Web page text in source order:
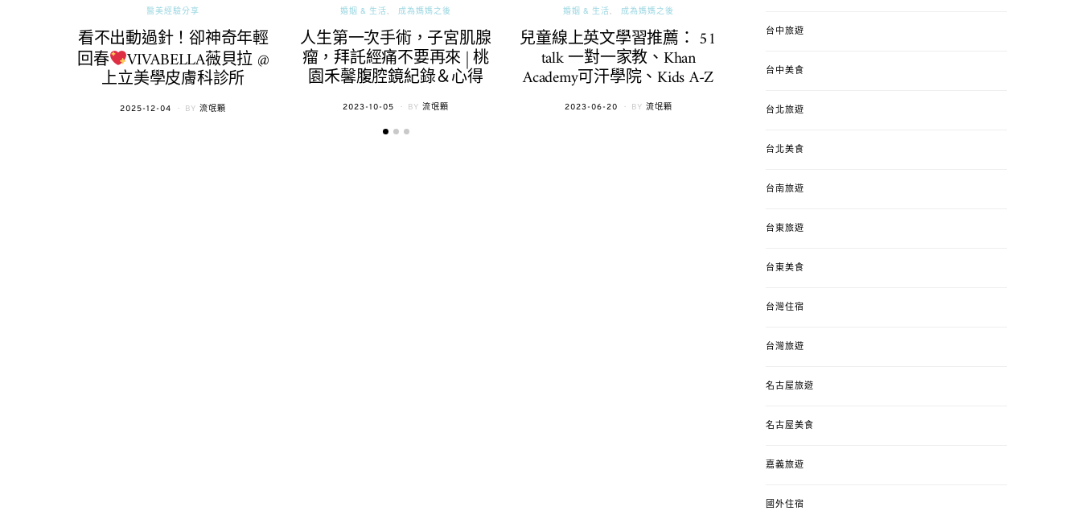
醫美經驗分享
看不出動過針！卻神奇年輕
回春 VIVABELLA薇貝拉 @
上立美學皮膚科診所
POSTED
2025-12-04 BY 流氓顆
婚姻 & 生活 成為媽媽之後
人生第一次手術，子宮肌腺
瘤，拜託經痛不要再來 | 桃
園禾馨腹腔鏡紀錄＆心得
POSTED
2023-10-05 BY 流氓顆
婚姻 & 生活 成為媽媽之後
兒童線上英文學習推薦： 51
talk 一對一家教、Khan
Academy可汗學院、Kids A-Z
POSTED
2023-06-20 BY 流氓顆
4y3m ：視力檢查、練習犯
錯、認識華德福
台中旅遊
台中美食
台北旅遊
台北美食
台南旅遊
台東旅遊
台東美食
台灣住宿
台灣旅遊
名古屋旅遊
名古屋美食
嘉義旅遊
國外住宿